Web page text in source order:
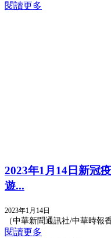
閱讀更多
2023年1月14日新冠
遊...
2023年1月14日
（中華新聞通訊社/中華時報
閱讀更多